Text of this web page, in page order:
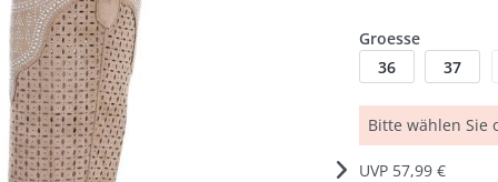
Groesse
36
37
Bitte wählen Sie
UVP 57,99 €